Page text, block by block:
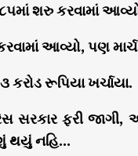
શરુ કરવામાં
આવ્યો, પણ
રૂપિયા ખર્ચાયા.
સરકાર ફરી
થયું નહિ…